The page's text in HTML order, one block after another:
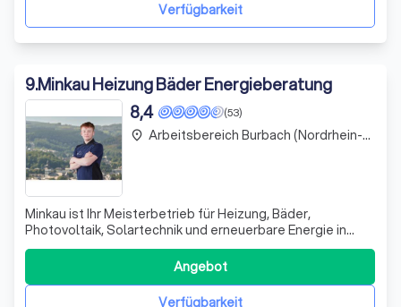
Verfügbarkeit
9.Minkau Heizung Bäder Energieberatung
(53)
8,4
Minkau ist Ihr Meisterbetrieb für Heizung, Bäder,
Photovoltaik, Solartechnik und erneuerbare Energie in
Attendorn im Kreis Olpe. Mit über 30 Jahren Erfahrung
zeichnen wir uns durch individuelle Beratung und präzise
Bearbeitung aus. Unser Ziel ist es, Ihre Begeisterung zu
wecken und Ihre Wünsche in d
Verfügbarkeit
Angebot
place Arbeitsbereich Burbach (Nordrhein-Westfalen)